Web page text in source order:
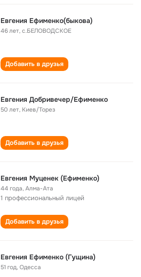
Евгения Ефименко(быкова)
46 лет,с.БЕЛОВОДСКОЕ
Добавить в друзья
Евгения Добривечер/Ефименко
50 лет, Киев/Торез
Добавить в друзья
Евгения Муценек (Ефименко)
44 года,Алма-Ата
1 профессиональный лицей
Добавить в друзья
Евгения Ефименко (Гущина)
51 год,Одесса